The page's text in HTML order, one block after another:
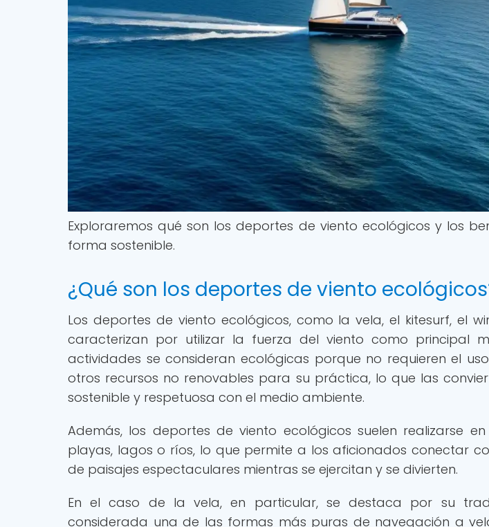
Exploraremos qué son los deportes de viento ecológicos y los
forma sostenible.
¿Qué son los deportes de viento
Los deportes de viento ecológicos, como la vela, el kitesurf, el
caracterizan por utilizar la fuerza del viento como principal
actividades se consideran ecológicas porque no requieren el
otros recursos no renovables para su práctica, lo que las
sostenible y respetuosa con el medio ambiente.
Además, los deportes de viento ecológicos suelen realizarse
playas, lagos o ríos, lo que permite a los aficionados conectar
de paisajes espectaculares mientras se ejercitan y se divierten.
En el caso de la vela, en particular, se destaca por su
considerada una de las formas más puras de navegación a